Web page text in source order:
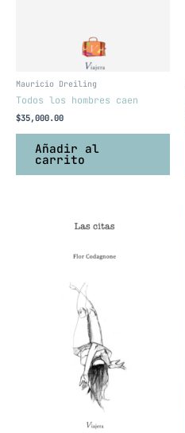
Mauricio Dreiling
Todos los hombres caen
$35,000.00
Añadir al
carrito